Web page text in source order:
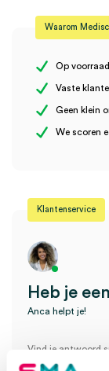
Uitvoering
Er zijn nog geen
wit (27)” te
Waarom
Op
Vaste
Geen klein
We scoren
Klantenservice
Heb je
Anca helpt je!
Vind je antwoord
Of contacteer ons